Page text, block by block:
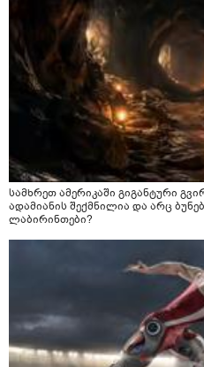
სამხრეთ ამერიკაში გიგანტური
ადამიანის შექმნილია და არც
ლაბირინთები?